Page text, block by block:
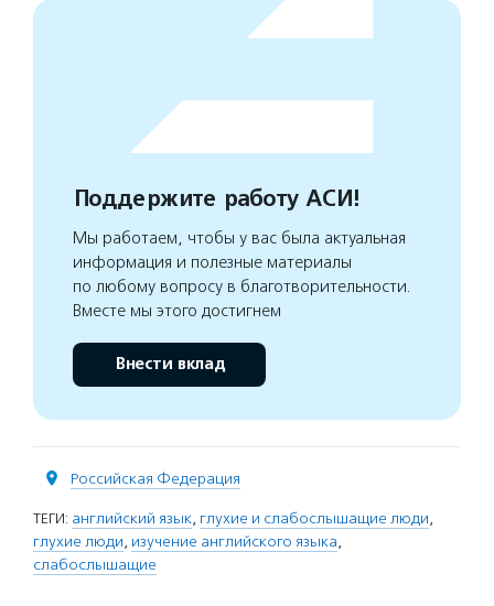
Поддержите работу АСИ!
Мы работаем, чтобы у вас была актуальная
информация и полезные материалы
по любому вопросу в благотворительности.
Вместе мы этого достигнем
Внести вклад
Российская Федерация
ТЕГИ: английский язык, глухие и слабослышащие люди,
глухие люди, изучение английского языка,
слабослышащие